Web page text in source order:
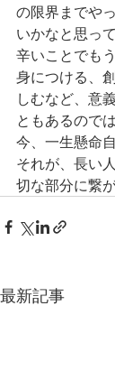
の限界までや
いかなと思っ
辛いことでも
身につける、
しむなど、意
ともあるので
今、一生懸命
それが、長い
切な部分に繋
最新記事